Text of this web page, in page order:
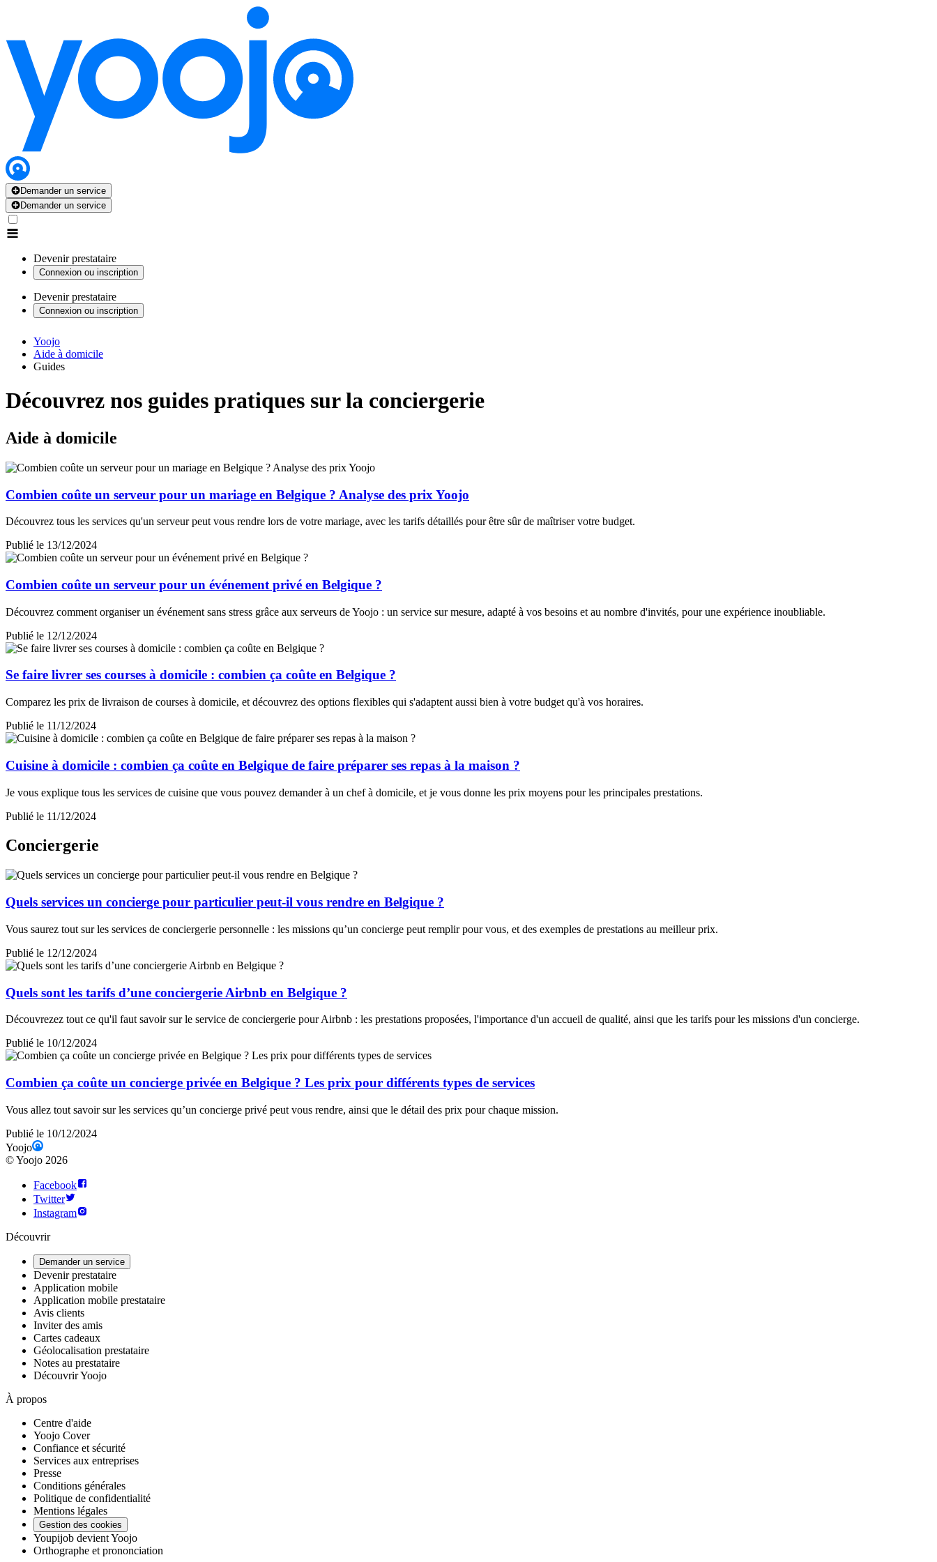
Demander un service
Demander un service
Devenir prestataire
Connexion ou inscription
Devenir prestataire
Connexion ou inscription
Yoojo
Aide à domicile
Guides
Découvrez nos guides pratiques sur la conciergerie
Aide à domicile
Combien coûte un serveur pour un mariage en Belgique ? Analyse des prix Yoojo
Découvrez tous les services qu'un serveur peut vous rendre lors de votre mariage, avec les tarifs détaillés pour être sûr de maîtriser votre budget.
Publié le 13/12/2024
Combien coûte un serveur pour un événement privé en Belgique ?
Découvrez comment organiser un événement sans stress grâce aux serveurs de Yoojo : un service sur mesure, adapté à vos besoins et au nombre d'invités, pour une expérience inoubliable.
Publié le 12/12/2024
Se faire livrer ses courses à domicile : combien ça coûte en Belgique ?
Comparez les prix de livraison de courses à domicile, et découvrez des options flexibles qui s'adaptent aussi bien à votre budget qu'à vos horaires.
Publié le 11/12/2024
Cuisine à domicile : combien ça coûte en Belgique de faire préparer ses repas à la maison ?
Je vous explique tous les services de cuisine que vous pouvez demander à un chef à domicile, et je vous donne les prix moyens pour les principales prestations.
Publié le 11/12/2024
Conciergerie
Quels services un concierge pour particulier peut-il vous rendre en Belgique ?
Vous saurez tout sur les services de conciergerie personnelle : les missions qu’un concierge peut remplir pour vous, et des exemples de prestations au meilleur prix.
Publié le 12/12/2024
Quels sont les tarifs d’une conciergerie Airbnb en Belgique ?
Découvrezez tout ce qu'il faut savoir sur le service de conciergerie pour Airbnb : les prestations proposées, l'importance d'un accueil de qualité, ainsi que les tarifs pour les missions d'un concierge.
Publié le 10/12/2024
Combien ça coûte un concierge privée en Belgique ? Les prix pour différents types de services
Vous allez tout savoir sur les services qu’un concierge privé peut vous rendre, ainsi que le détail des prix pour chaque mission.
Publié le 10/12/2024
Yoojo
©Yoojo 2026
Facebook
Twitter
Instagram
Découvrir
Demander un service
Devenir prestataire
Application mobile
Application mobile prestataire
Avis clients
Inviter des amis
Cartes cadeaux
Géolocalisation prestataire
Notes au prestataire
Découvrir Yoojo
À propos
Centre d'aide
Yoojo Cover
Confiance et sécurité
Services aux entreprises
Presse
Conditions générales
Politique de confidentialité
Mentions légales
Gestion des cookies
Youpijob devient Yoojo
Orthographe et prononciation